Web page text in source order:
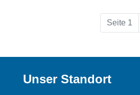
Seite 1
Unser Standort